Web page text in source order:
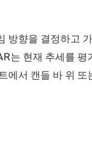
방향을 결정하고
는 현재 추세를
에서 캔들 바 위